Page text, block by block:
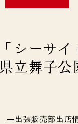
「シーサ
県立舞子
―出張販売部出店